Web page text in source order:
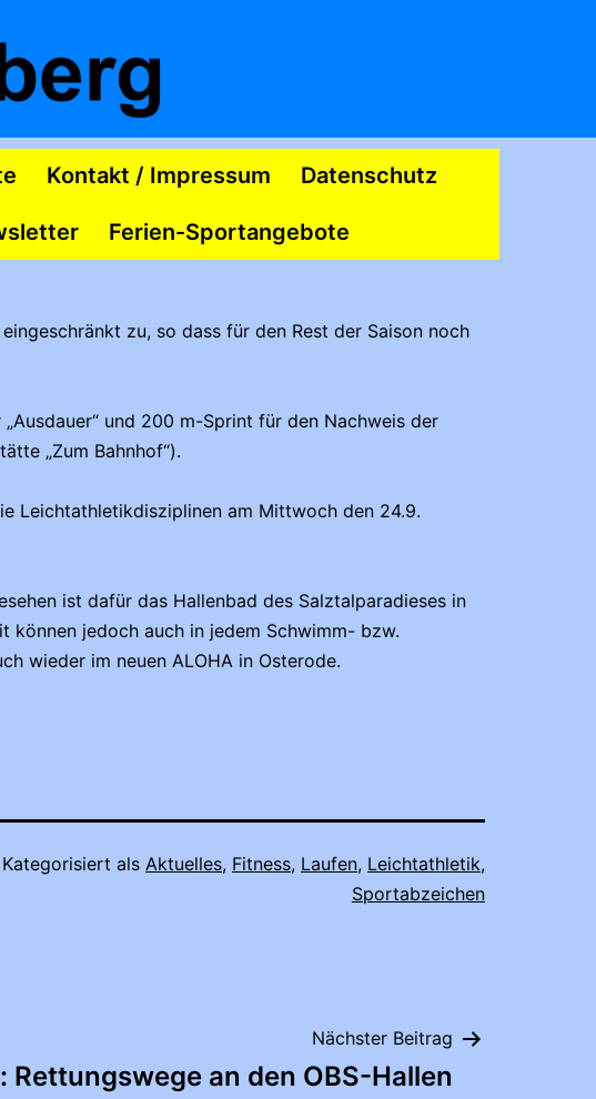
Kontakt / Impressum Datenschutz
Ferien-Sportangebote
zu, so dass für den Rest der Saison noch
und 200 m-Sprint für den Nachweis der
„Zum Bahnhof“).
Leichtathletikdisziplinen am Mittwoch den 24.9.
ist dafür das Hallenbad des Salztalparadieses in
können jedoch auch in jedem Schwimm- bzw.
wieder im neuen ALOHA in Osterode.
Kategorisiert als Aktuelles, Fitness, Laufen, Leichtathletik,
Sportabzeichen
Nächster Beitrag
Rettungswege an den OBS-Hallen